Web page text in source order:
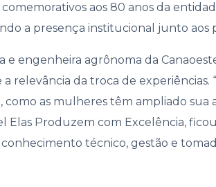
aos 80 anos da
a presença institucional junto aos
e engenheira agrônoma da
relevância da troca de experiências.
como as mulheres têm ampliado sua
Elas Produzem com Excelência,
técnico, gestão e